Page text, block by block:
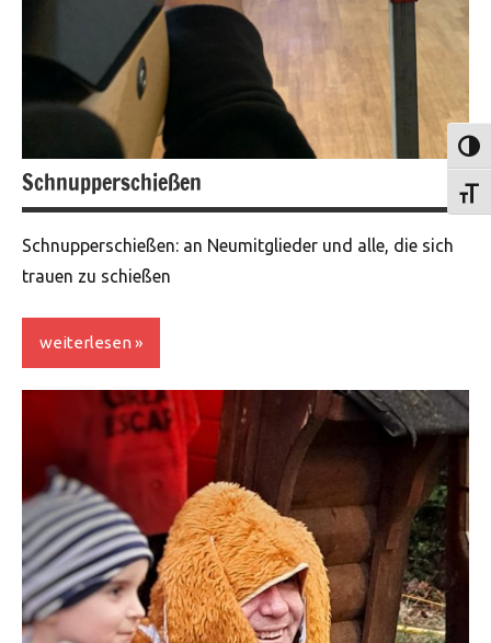
Schnupperschießen
Schnupperschießen: an Neumitglieder und alle, die sich
trauen zu schießen
weiterlesen
Veranstaltungen